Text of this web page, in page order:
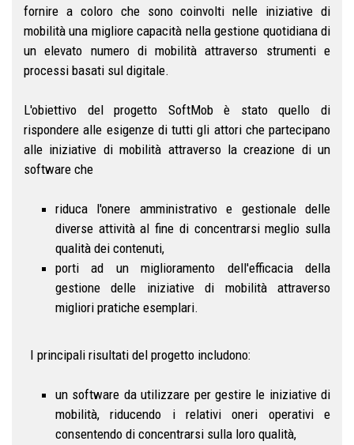
fornire a coloro che sono coinvolti nelle iniziative di
mobilità una migliore capacità nella gestione quotidiana di
un elevato numero di mobilità attraverso strumenti e
processi basati sul digitale.
L'obiettivo del progetto SoftMob è stato quello di
rispondere alle esigenze di tutti gli attori che partecipano
alle iniziative di mobilità attraverso la creazione di un
software che
riduca l'onere amministrativo e gestionale delle
diverse attività al fine di concentrarsi meglio sulla
qualità dei contenuti,
porti ad un miglioramento dell'efficacia della
gestione delle iniziative di mobilità attraverso
migliori pratiche esemplari.
I principali risultati del progetto includono:
un software da utilizzare per gestire le iniziative di
mobilità, riducendo i relativi oneri operativi e
consentendo di concentrarsi sulla loro qualità,